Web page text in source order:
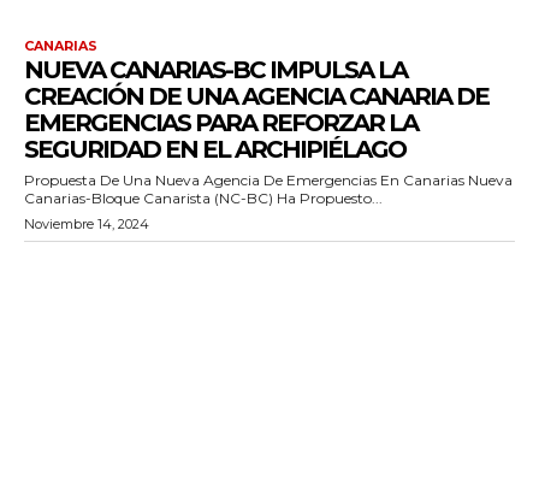
CANARIAS
NUEVA CANARIAS-BC IMPULSA LA
CREACIÓN DE UNA AGENCIA CANARIA DE
EMERGENCIAS PARA REFORZAR LA
SEGURIDAD EN EL ARCHIPIÉLAGO
Propuesta De Una Nueva Agencia De Emergencias En Canarias Nueva
Canarias-Bloque Canarista (NC-BC) Ha Propuesto...
Noviembre 14, 2024